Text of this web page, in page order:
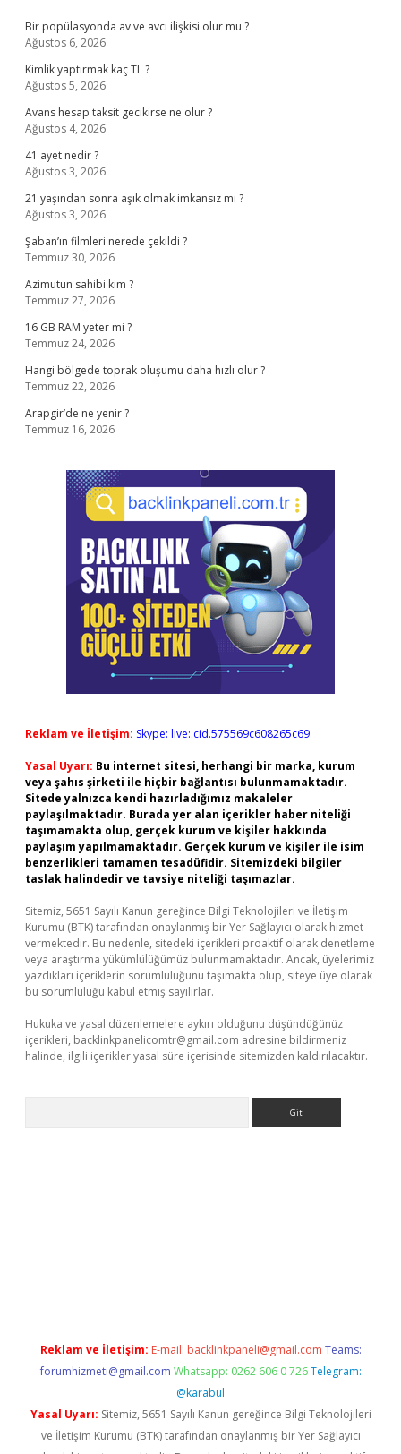
Bir popülasyonda av ve avcı ilişkisi olur mu ?
Ağustos 6, 2026
Kimlik yaptırmak kaç TL ?
Ağustos 5, 2026
Avans hesap taksit gecikirse ne olur ?
Ağustos 4, 2026
41 ayet nedir ?
Ağustos 3, 2026
21 yaşından sonra aşık olmak imkansız mı ?
Ağustos 3, 2026
Şaban’ın filmleri nerede çekildi ?
Temmuz 30, 2026
Azimutun sahibi kim ?
Temmuz 27, 2026
16 GB RAM yeter mi ?
Temmuz 24, 2026
Hangi bölgede toprak oluşumu daha hızlı olur ?
Temmuz 22, 2026
Arapgir’de ne yenir ?
Temmuz 16, 2026
Reklam ve İletişim: Skype: live:.cid.575569c608265c69
Yasal Uyarı: Bu internet sitesi, herhangi bir marka, kurum
veya şahıs şirketi ile hiçbir bağlantısı bulunmamaktadır.
Sitede yalnızca kendi hazırladığımız makaleler
paylaşılmaktadır. Burada yer alan içerikler haber niteliği
taşımamakta olup, gerçek kurum ve kişiler hakkında
paylaşım yapılmamaktadır. Gerçek kurum ve kişiler ile isim
benzerlikleri tamamen tesadüfidir. Sitemizdeki bilgiler
taslak halindedir ve tavsiye niteliği taşımazlar.
Sitemiz, 5651 Sayılı Kanun gereğince Bilgi Teknolojileri ve İletişim
Kurumu (BTK) tarafından onaylanmış bir Yer Sağlayıcı olarak hizmet
vermektedir. Bu nedenle, sitedeki içerikleri proaktif olarak denetleme
veya araştırma yükümlülüğümüz bulunmamaktadır. Ancak, üyelerimiz
yazdıkları içeriklerin sorumluluğunu taşımakta olup, siteye üye olarak
bu sorumluluğu kabul etmiş sayılırlar.
Hukuka ve yasal düzenlemelere aykırı olduğunu düşündüğünüz
içerikleri, backlinkpanelicomtr@gmail.com adresine bildirmeniz
halinde, ilgili içerikler yasal süre içerisinde sitemizden kaldırılacaktır.
Reklam ve İletişim: E-mail: backlinkpaneli@gmail.com Teams:
forumhizmeti@gmail.com Whatsapp: 0262 606 0 726 Telegram:
@karabul
Yasal Uyarı: Sitemiz, 5651 Sayılı Kanun gereğince Bilgi Teknolojileri
ve İletişim Kurumu (BTK) tarafından onaylanmış bir Yer Sağlayıcı